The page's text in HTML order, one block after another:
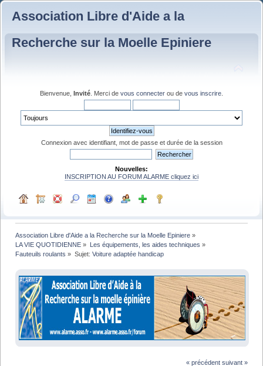
Association Libre d'Aide a la
Recherche sur la Moelle Epiniere
Bienvenue, Invité . Merci de vous connecter ou de vous inscrire
Connexion avec identifiant, mot de passe et durée de la session
Nouvelles:
INSCRIPTION AU FORUM ALARME cliquez ici
Association Libre d'Aide a la Recherche sur la Moelle Epiniere »
LA VIE QUOTIDIENNE » Les équipements, les aides techniques »
Fauteuils roulants » Sujet: Voiture adaptée handicap
« précédent suivant »